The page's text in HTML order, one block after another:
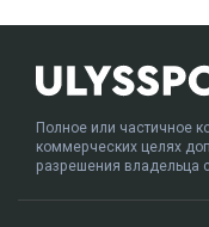
Полное или частичное
коммерческих целях
разрешения владельца